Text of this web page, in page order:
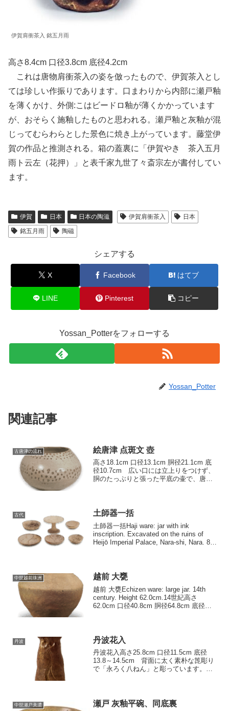
伊賀肩衝茶入 銘五月雨
高さ8.4cm 口径3.8cm 底径4.2cm
これは唐物肩衝茶入の姿を倣ったもので、伊賀茶入とし
ては珍しい作振りであります。口まわりから内部に瀬戸釉
を薄くかけ、外側:こはビードロ釉が薄くかかっています
が、おそらく施釉したものと思われる。瀬戸釉と灰釉が混
じってむらわらとした景色に焼き上がっています。藤堂伊
賀の作品と推測される。箱の蓋裏に「伊賀やき 茶入五月
雨ト云左（花押）」と表千家九世了々斎宗左が書付してい
ます。
伊賀 日本 日本の陶滋 伊賀肩衝茶入
日本
銘五月雨
陶磁
シェアする
X Facebook はてブ
LINE Pinterest コピー
Yossan_Potterをフォローする
Yossan_Potter
関連記事
古唐津の流れ 絵唐津 点斑文 壺
高さ18.1cm 口径13.1cm 胴径21.1cm 底
径10.7cm 広い口には立上りをつけず、
胴のたっぶりと張った平底の壷で、唐津
古代 土師器一括
土師器一括Haji ware: jar with ink
inscription. Excavated on the ruins of
Heijō Imperial Palace, Nara-shi, Nara. 8th
中世越前珠洲 越前 大甕
越前 大甕Echizen ware: large jar. 14th
century. Height 62.0cm.14世紀高さ
62.0cm 口径40.8cm 胴径64.8cm 底径
丹波 丹波花入
丹波花入高さ25.8cm 口径11.5cm 底径
13.8～14.5cm 背面に太く素朴な箆彫り
で「永ろく八ねん」と彫っています。紐
部...
中世瀬戸美濃 瀬戸 灰釉平碗、同底裏